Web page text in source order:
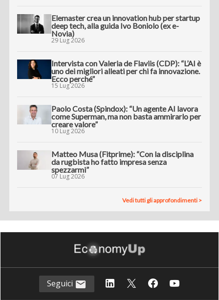
Elemaster crea un innovation hub per startup
deep tech, alla guida Ivo Boniolo (ex e-
Novia)
29 Lug 2026
Intervista con Valeria de Flaviis (CDP): “L’AI è
uno dei migliori alleati per chi fa innovazione.
Ecco perché”
15 Lug 2026
Paolo Costa (Spindox): “Un agente AI lavora
come Superman, ma non basta ammirarlo per
creare valore”
10 Lug 2026
Matteo Musa (Fitprime): “Con la disciplina
da rugbista ho fatto impresa senza
spezzarmi”
07 Lug 2026
Vedi tutti gli approfondimenti >
Seguici